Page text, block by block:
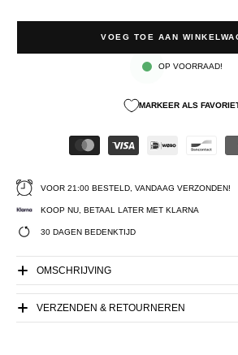
VOEG TOE AAN
OP VOORRAAD!
MARKEER ALS
VOOR 21:00 BESTELD, VANDAAG VERZONDEN!
KOOP NU, BETAAL LATER MET KLARNA
30 DAGEN BEDENKTIJD
OMSCHRIJVING
VERZENDEN & RETOURNEREN